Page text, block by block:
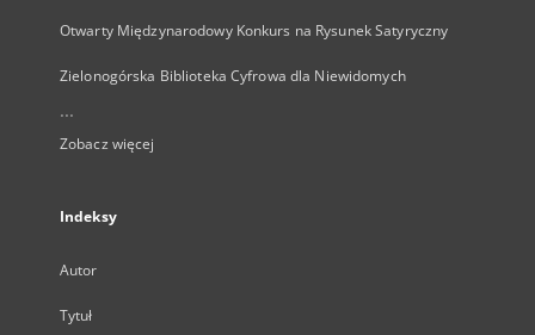
Otwarty Międzynarodowy Konkurs na Rysunek Satyryczny
Zielonogórska Biblioteka Cyfrowa dla Niewidomych
...
Zobacz więcej
Indeksy
Autor
Tytuł